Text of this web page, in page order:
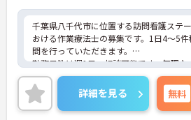
千葉県八千代市に位置する訪問看護ステ
おける作業療法士の募集です。1日4～5
問を行っていただきます。
勤務日数は週1日～相談可能です。無理な
ベートを大切にしながらご勤務いただけ
ご興味のある方には、面接対策ポイントな
に詳細をご案内しますのでお気軽にご相談
い！
詳細を見る 無料